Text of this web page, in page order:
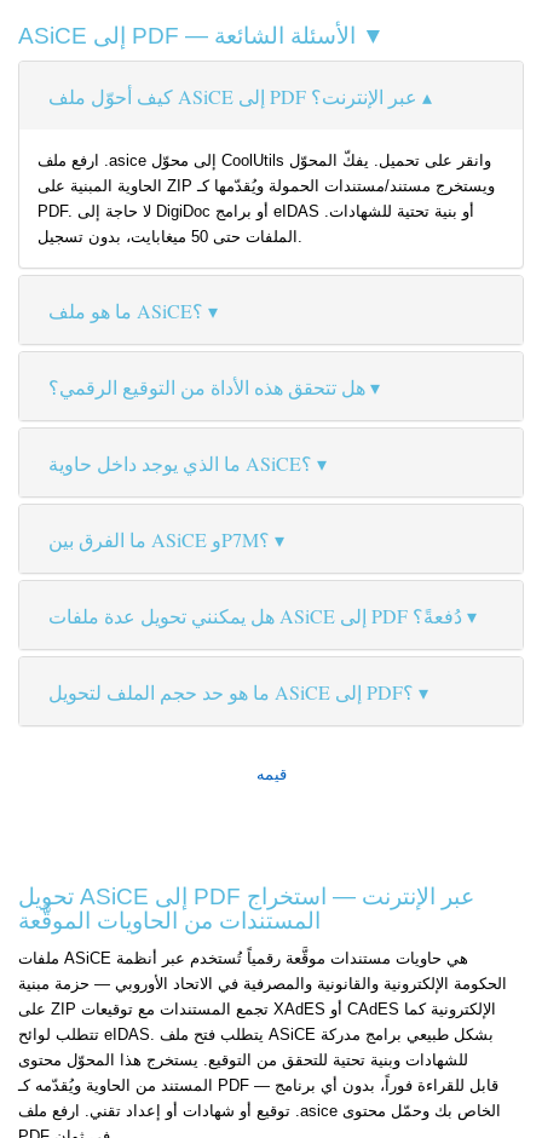
ASiCE إلى PDF — الأسئلة الشائعة ▼
كيف أحوّل ملف ASiCE إلى PDF عبر الإنترنت؟
ارفع ملف .asice إلى محوّل CoolUtils وانقر على تحميل. يفكّ المحوّل
الحاوية المبنية على ZIP ويستخرج مستند/مستندات الحمولة ويُقدّمها كـ
PDF. لا حاجة إلى DigiDoc أو برامج eIDAS أو بنية تحتية للشهادات.
الملفات حتى 50 ميغابايت، بدون تسجيل.
ما هو ملف ASiCE؟
هل تتحقق هذه الأداة من التوقيع الرقمي؟
ما الذي يوجد داخل حاوية ASiCE؟
ما الفرق بين ASiCE وP7M؟
هل يمكنني تحويل عدة ملفات ASiCE إلى PDF دُفعةً؟
ما هو حد حجم الملف لتحويل ASiCE إلى PDF؟
قيمه
تحويل ASiCE إلى PDF عبر الإنترنت — استخراج
المستندات من الحاويات الموقَّعة
ملفات ASiCE هي حاويات مستندات موقَّعة رقمياً تُستخدم عبر أنظمة
الحكومة الإلكترونية والقانونية والمصرفية في الاتحاد الأوروبي — حزمة مبنية
على ZIP تجمع المستندات مع توقيعات XAdES أو CAdES الإلكترونية كما
تتطلب لوائح eIDAS. يتطلب فتح ملف ASiCE بشكل طبيعي برامج مدركة
للشهادات وبنية تحتية للتحقق من التوقيع. يستخرج هذا المحوّل محتوى
المستند من الحاوية ويُقدّمه كـ PDF — قابل للقراءة فوراً، بدون أي برنامج
توقيع أو شهادات أو إعداد تقني. ارفع ملف .asice الخاص بك وحمّل محتوى